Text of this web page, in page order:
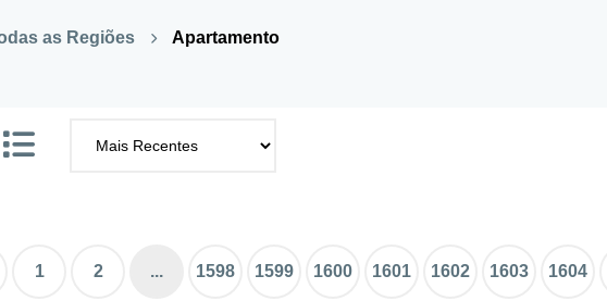
as Regiões Apartamento
1 2 ... 1598 1599 1600 1601 1602 1603 1604